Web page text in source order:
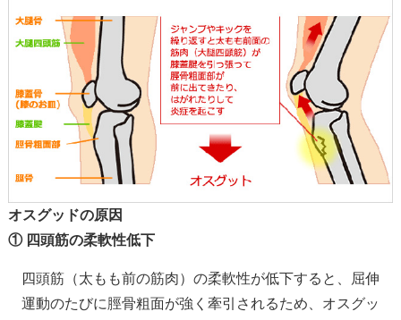
オスグッドの原因
① 四頭筋の柔軟性低下
四頭筋（太もも前の筋肉）の柔軟性が低下すると、屈伸
運動のたびに脛骨粗面が強く牽引されるため、オスグッ